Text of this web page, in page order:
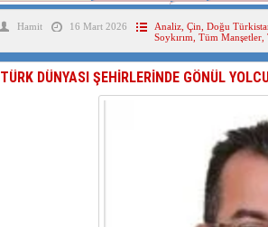
150 YILDIR KAYNAYAN
ÇİN’İN UYGUR
ÇİN’İN ANKARA BÜYÜKELÇİSİ
Uygurlarda Düğün ve Cenaze
Hamit 16 Mart 2026 Analiz, Çin Doğu
Soykırım Tüm Manşetler,
TÜRK DÜNYASI ŞEHİRLERİNDE GÖNÜL